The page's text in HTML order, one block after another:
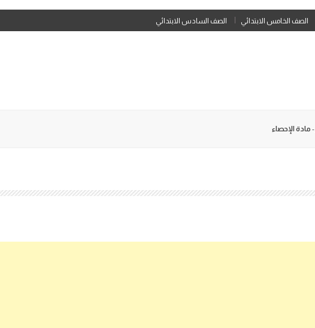
Skip
to
الصف الخامس الابتدائي الصف السادس الابتدائي
- مادة الإحصاء